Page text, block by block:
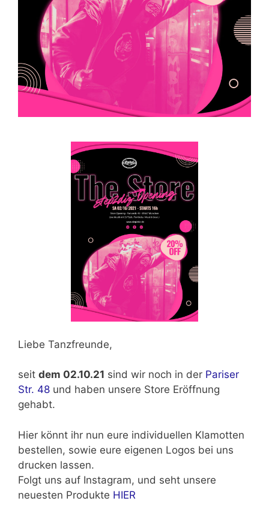
Liebe Tanzfreunde,
seit dem 02.10.21 sind wir noch in der Pariser
Str. 48 und haben unsere Store Eröffnung
gehabt.
Hier könnt ihr nun eure individuellen Klamotten
bestellen, sowie eure eigenen Logos bei uns
drucken lassen.
Folgt uns auf Instagram, und seht unsere
neuesten Produkte HIER